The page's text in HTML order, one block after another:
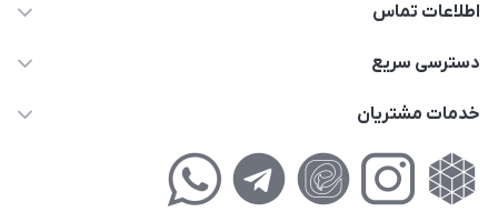
اطلاعات تماس
02177111474
کوچه گلریز 4 غربی ، پلاک 13
دسترسی سریع
حساب کاربری
لیست محصولات
خدمات مشتریان
راهنمای‌خرید‌آنلاین
حریم خصوصی